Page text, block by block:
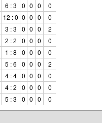
6 : 3 0 0 0
0
12 : 0 0 0 0
0
3 : 3 0 0 0
2
2 : 2 0 0 0
0
1 : 8 0 0 0
0
5 : 6 0 0 0
2
4 : 4 0 0 0
0
4 : 2 0 0 0
0
5 : 3 0 0 0 0